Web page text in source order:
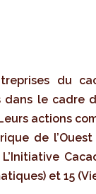
du
le cadre
actions
de
et 15